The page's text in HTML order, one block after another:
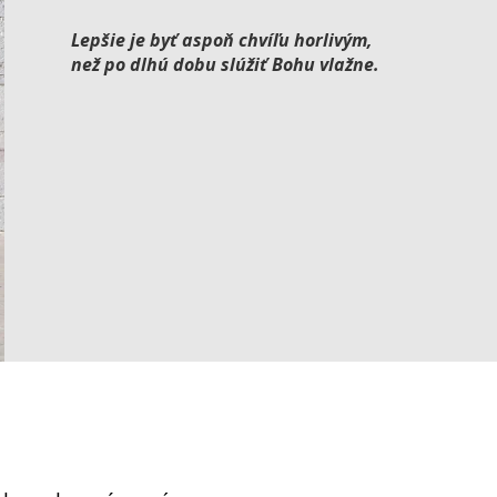
Lepšie je byť aspoň chvíľu horlivým,
než po dlhú dobu slúžiť Bohu vlažne.